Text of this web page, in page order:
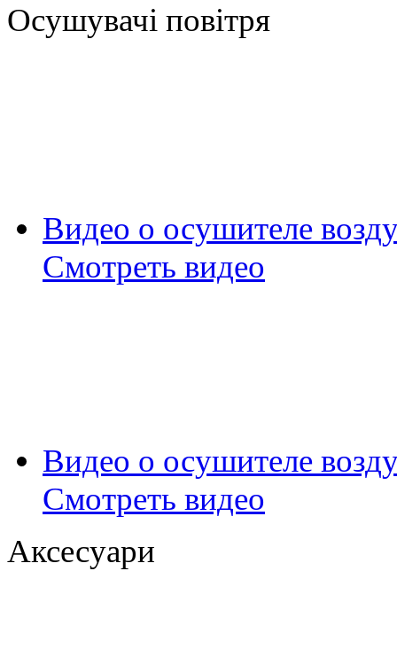
Осушувачі повітря
Видео о осушителе
Смотреть видео
Видео о осушителе
Смотреть видео
Аксесуари